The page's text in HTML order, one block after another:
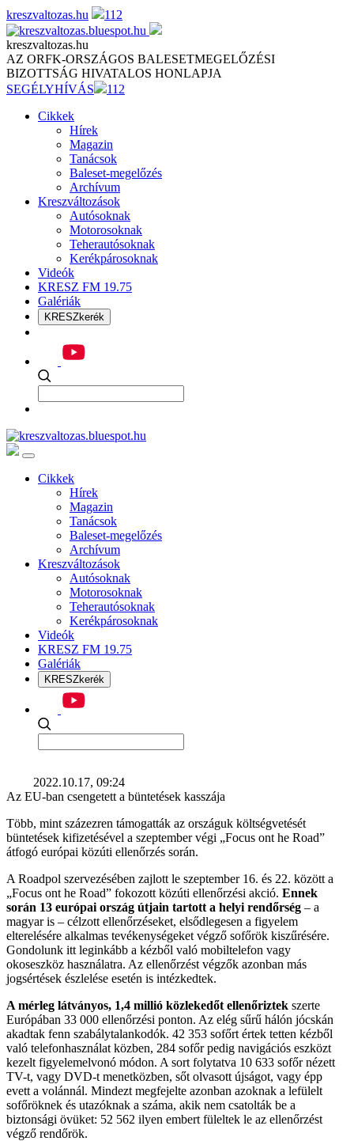
Skip
to
content
kreszvaltozas.hu 112
kreszvaltozas.hu
AZ ORFK-ORSZÁGOS BALESETMEGELŐZÉSI
BIZOTTSÁG HIVATALOS HONLAPJA
SEGÉLYHÍVÁS
112
Cikkek
Hírek
Magazin
Tanácsok
Baleset-megelőzés
Archívum
Kreszváltozások
Autósoknak
Motorosoknak
Teherautósoknak
Kerékpárosoknak
Videók
KRESZ FM 19.75
Galériák
KRESZkerék
Cikkek
Hírek
Magazin
Tanácsok
Baleset-megelőzés
Archívum
Kreszváltozások
Autósoknak
Motorosoknak
Teherautósoknak
Kerékpárosoknak
Videók
KRESZ FM 19.75
Galériák
KRESZkerék
2022.10.17, 09:24
Az EU-ban csengetett a büntetések kasszája
Több, mint százezren támogatták az országuk költségvetését
büntetések kifizetésével a szeptember végi „Focus ont he Road”
átfogó európai közúti ellenőrzés során.
A Roadpol szervezésében zajlott le szeptember 16. és 22. között a
„Focus ont he Road” fokozott közúti ellenőrzési akció. Ennek
során 13 európai ország útjain tartott a helyi rendőrség – a
magyar is – célzott ellenőrzéseket, elsődlegesen a figyelem
elterelésére alkalmas tevékenységeket végző sofőrök kiszűrésére.
Gondolunk itt leginkább a kézből való mobiltelefon vagy
okoseszköz használatra. Az ellenőrzést végzők azonban más
jogsértések észlelése esetén is intézkedtek.
A mérleg látványos, 1,4 millió közlekedőt ellenőriztek szerte
Európában 33 000 ellenőrzési ponton. Az elég sűrű hálón jócskán
akadtak fenn szabálytalankodók. 42 353 sofőrt értek tetten kézből
való telefonhasználat közben, 284 sofőr pedig navigációs eszközt
kezelt figyelemelvonó módon. A sort folytatva 10 633 sofőr nézett
TV-t, vagy DVD-t menetközben, sőt olvasott újságot, vagy épp
evett a volánnál. Mindezt megfejelte azonban azoknak a lefülelt
sofőröknek és utazóknak a száma, akik nem csatolták be a
biztonsági övüket: 52 562 ilyen embert füleltek le az ellenőrzést
végző rendőrök.